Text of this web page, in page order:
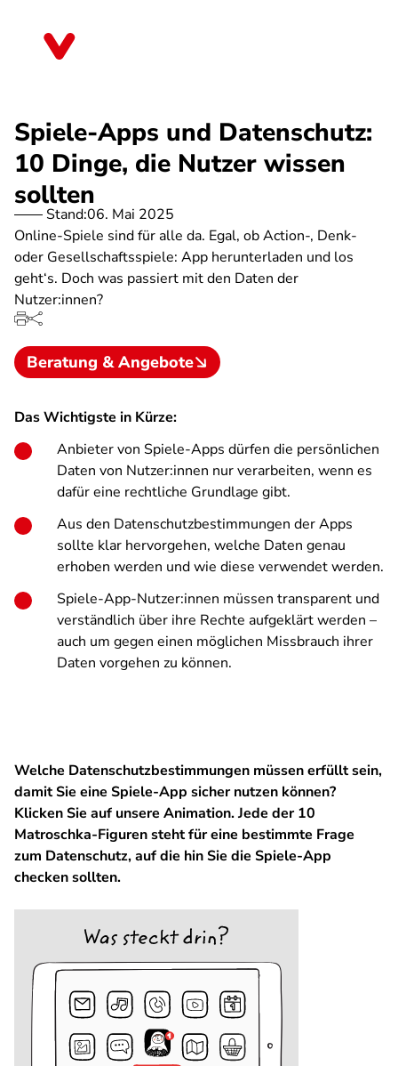
Spiele-Apps und Datenschutz:
10 Dinge, die Nutzer wissen
sollten
Stand:06. Mai 2025
Online-Spiele sind für alle da. Egal, ob Action-, Denk-
oder Gesellschaftsspiele: App herunterladen und los
geht‘s. Doch was passiert mit den Daten der
Nutzer:innen?
Beratung & Angebote
Das Wichtigste in Kürze:
Anbieter von Spiele-Apps dürfen die persönlichen
Daten von Nutzer:innen nur verarbeiten, wenn es
dafür eine rechtliche Grundlage gibt.
Aus den Datenschutzbestimmungen der Apps
sollte klar hervorgehen, welche Daten genau
erhoben werden und wie diese verwendet werden.
Spiele-App-Nutzer:innen müssen transparent und
verständlich über ihre Rechte aufgeklärt werden –
auch um gegen einen möglichen Missbrauch ihrer
Daten vorgehen zu können.
Welche Datenschutzbestimmungen müssen erfüllt sein,
damit Sie eine Spiele-App sicher nutzen können?
Klicken Sie auf unsere Animation. Jede der 10
Matroschka-Figuren steht für eine bestimmte Frage
zum Datenschutz, auf die hin Sie die Spiele-App
checken sollten.